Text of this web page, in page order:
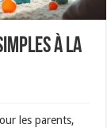
à la
les parents,